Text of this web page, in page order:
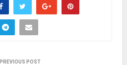
PREVIOUS POST